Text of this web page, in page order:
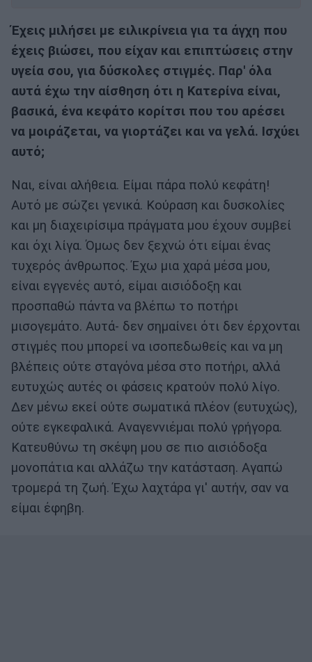
Έχεις μιλήσει με ειλικρίνεια για τα άγχη που
έχεις βιώσει, που είχαν και επιπτώσεις στην
υγεία σου, για δύσκολες στιγμές. Παρ' όλα
αυτά έχω την αίσθηση ότι η Κατερίνα είναι,
βασικά, ένα κεφάτο κορίτσι που του αρέσει
να μοιράζεται, να γιορτάζει και να γελά. Ισχύει
αυτό;
Ναι, είναι αλήθεια. Είμαι πάρα πολύ κεφάτη!
Αυτό με σώζει γενικά. Κούραση και δυσκολίες
και μη διαχειρίσιμα πράγματα μου έχουν συμβεί
και όχι λίγα. Όμως δεν ξεχνώ ότι είμαι ένας
τυχερός άνθρωπος. Έχω μια χαρά μέσα μου,
είναι εγγενές αυτό, είμαι αισιόδοξη και
προσπαθώ πάντα να βλέπω το ποτήρι
μισογεμάτο. Αυτά- δεν σημαίνει ότι δεν έρχονται
στιγμές που μπορεί να ισοπεδωθείς και να μη
βλέπεις ούτε σταγόνα μέσα στο ποτήρι, αλλά
ευτυχώς αυτές οι φάσεις κρατούν πολύ λίγο.
Δεν μένω εκεί ούτε σωματικά πλέον (ευτυχώς),
ούτε εγκεφαλικά. Αναγεννιέμαι πολύ γρήγορα.
Κατευθύνω τη σκέψη μου σε πιο αισιόδοξα
μονοπάτια και αλλάζω την κατάσταση. Αγαπώ
τρομερά τη ζωή. Έχω λαχτάρα γι' αυτήν, σαν να
είμαι έφηβη.